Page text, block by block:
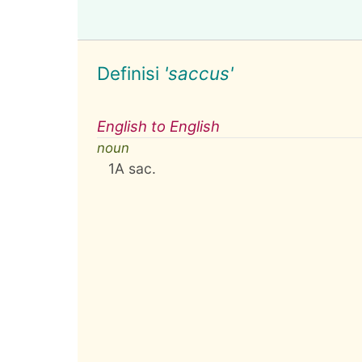
Definisi 'saccus'
English to English
noun
1A sac.